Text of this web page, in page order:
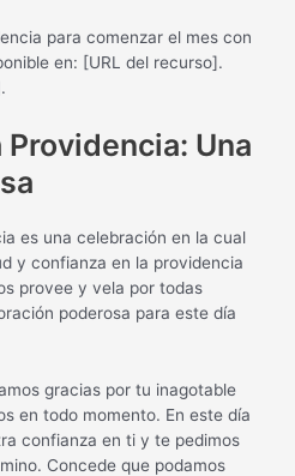
para comenzar el mes con
en: [URL del recurso].
Una
es una celebración en la cual
y confianza en la providencia
provee y vela por todas
poderosa para este día
gracias por tu inagotable
en todo momento. En este día
confianza en ti y te pedimos
Concede que podamos